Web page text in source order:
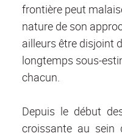
frontière peut
nature de son
ailleurs être disjoint
longtemps sous-
chacun.
Depuis le début
croissante au sein